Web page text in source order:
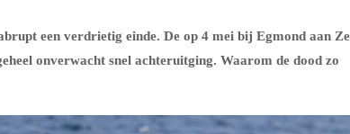
een verdrietig einde. De op 4 mei bij Egmond aan
onverwacht snel achteruitging. Waarom de dood zo